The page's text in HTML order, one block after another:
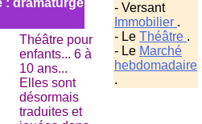
: dramaturge
Théâtre pour
enfants... 6 à
10 ans...
Elles sont
désormais
traduites et
- Versant
Immobilier .
- Le Théâtre .
- Le Marché
hebdomadaire
.